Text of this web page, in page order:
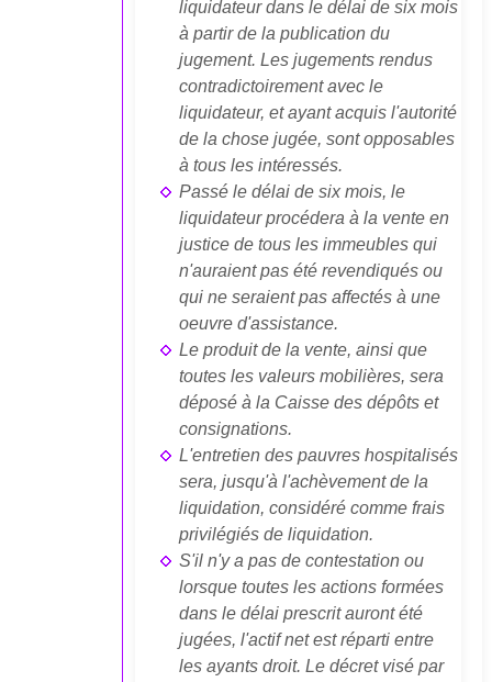
liquidateur dans le délai de six mois
à partir de la publication du
jugement. Les jugements rendus
contradictoirement avec le
liquidateur, et ayant acquis l'autorité
de la chose jugée, sont opposables
à tous les intéressés.
Passé le délai de six mois, le
liquidateur procédera à la vente en
justice de tous les immeubles qui
n'auraient pas été revendiqués ou
qui ne seraient pas affectés à une
oeuvre d'assistance.
Le produit de la vente, ainsi que
toutes les valeurs mobilières, sera
déposé à la Caisse des dépôts et
consignations.
L'entretien des pauvres hospitalisés
sera, jusqu'à l'achèvement de la
liquidation, considéré comme frais
privilégiés de liquidation.
S'il n'y a pas de contestation ou
lorsque toutes les actions formées
dans le délai prescrit auront été
jugées, l'actif net est réparti entre
les ayants droit. Le décret visé par